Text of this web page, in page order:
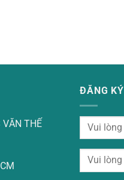
THẾ
ĐĂNG